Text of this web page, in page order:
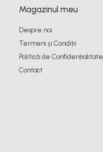
Magazinul meu
Despre noi
Termeni și Condiții
Politică de Confidențialitate
Contact